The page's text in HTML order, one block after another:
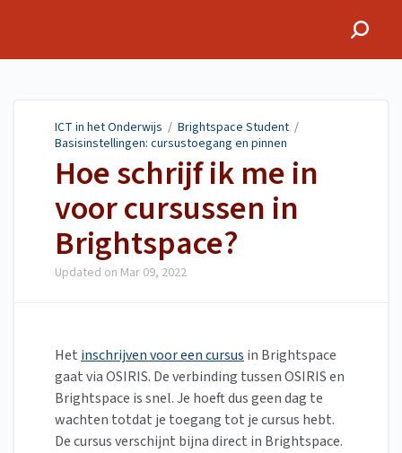
ICT in het Onderwijs / Brightspace Student /
Basisinstellingen: cursustoegang en pinnen
Hoe schrijf ik me in
voor cursussen in
Brightspace?
Updated on Mar 09, 2022
Het inschrijven voor een cursus in Brightspace
gaat via OSIRIS. De verbinding tussen OSIRIS en
Brightspace is snel. Je hoeft dus geen dag te
wachten totdat je toegang tot je cursus hebt.
De cursus verschijnt bijna direct in Brightspace.